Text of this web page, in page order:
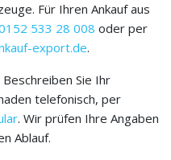
Für Ihren Ankauf aus
533 28 008 oder per
export.de.
Beschreiben Sie Ihr
telefonisch, per
. Wir prüfen Ihre Angaben
Ablauf.